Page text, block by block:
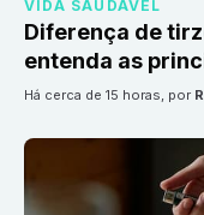
VIDA SAUDÁVEL
Diferença de
entenda as
há cerca de 15 horas, por